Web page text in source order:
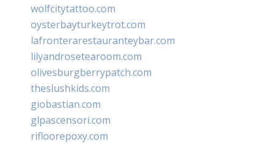
wolfcitytattoo.com
oysterbayturkeytrot.com
lafronterarestauranteybar.com
lilyandrosetearoom.com
olivesburgberrypatch.com
theslushkids.com
giobastian.com
glpascensori.com
rifloorepoxy.com